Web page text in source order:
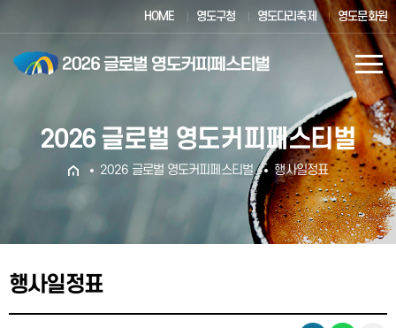
HOME 영도구청 영도다리축제 영도문화원
2026 글로벌 영도커피페스티벌
2026 글로벌 영도커피페스티벌 행사일정표
행사일정표